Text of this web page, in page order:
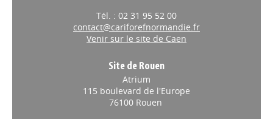
Tél. : 02 31 95 52 00
contact@cariforefnormandie.fr
Venir sur le site de Caen
Site de Rouen
Atrium
115 boulevard de l'Europe
76100 Rouen